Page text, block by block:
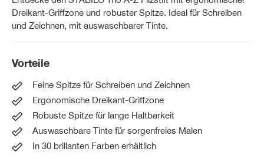
Dreikant-Griffzone und robuster Spitze. Ideal für Schreiben
und Zeichnen, mit auswaschbarer Tinte.
Vorteile
Feine Spitze für Schreiben und Zeichnen
Ergonomische Dreikant-Griffzone
Robuste Spitze für lange Haltbarkeit
Auswaschbare Tinte für sorgenfreies Malen
In 30 brillanten Farben erhältlich